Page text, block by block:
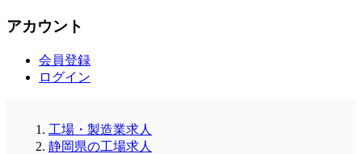
アカウント
会員登録
ログイン
工場・製造業求人
静岡県の工場求人